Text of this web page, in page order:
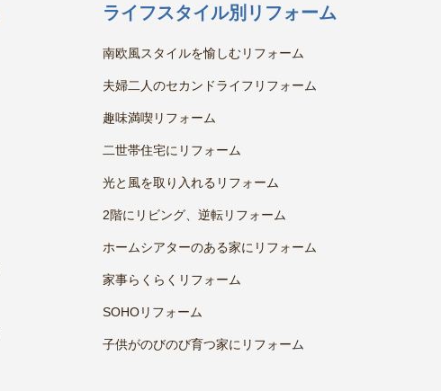
ライフスタイル別リフォーム
南欧風スタイルを愉しむリフォーム
夫婦二人のセカンドライフリフォーム
趣味満喫リフォーム
二世帯住宅にリフォーム
光と風を取り入れるリフォーム
2階にリビング、逆転リフォーム
ホームシアターのある家にリフォーム
家事らくらくリフォーム
SOHOリフォーム
子供がのびのび育つ家にリフォーム